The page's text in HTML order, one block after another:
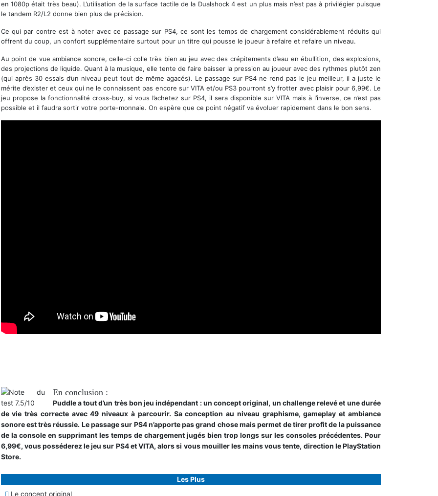
en 1080p était très beau). L’utilisation de la surface tactile de la Dualshock 4 est un plus mais n’est pas à privilégier puisque
le tandem R2/L2 donne bien plus de précision.
Ce qui par contre est à noter avec ce passage sur PS4, ce sont les temps de chargement considérablement réduits qui
offrent du coup, un confort supplémentaire surtout pour un titre qui pousse le joueur à refaire et refaire un niveau.
Au point de vue ambiance sonore, celle-ci colle très bien au jeu avec des crépitements d’eau en ébullition, des explosions,
des projections de liquide. Quant à la musique, elle tente de faire baisser la pression au joueur avec des rythmes plutôt zen
(qui après 30 essais d’un niveau peut tout de même agacés). Le passage sur PS4 ne rend pas le jeu meilleur, il a juste le
mérite d’exister et ceux qui ne le connaissent pas encore sur VITA et/ou PS3 pourront s’y frotter avec plaisir pour 6,99€. Le
jeu propose la fonctionnalité cross-buy, si vous l’achetez sur PS4, il sera disponible sur VITA mais à l’inverse, ce n’est pas
possible et il faudra sortir votre porte-monnaie. On espère que ce point négatif va évoluer rapidement dans le bon sens.
En conclusion :
Puddle a tout d’un très bon jeu indépendant : un concept original, un challenge relevé et une durée
de vie très correcte avec 49 niveaux à parcourir. Sa conception au niveau graphisme, gameplay et ambiance
sonore est très réussie. Le passage sur PS4 n’apporte pas grand chose mais permet de tirer profit de la puissance
de la console en supprimant les temps de chargement jugés bien trop longs sur les consoles précédentes. Pour
6,99€, vous posséderez le jeu sur PS4 et VITA, alors si vous mouiller les mains vous tente, direction le PlayStation
Store.
Les Plus
Le concept original